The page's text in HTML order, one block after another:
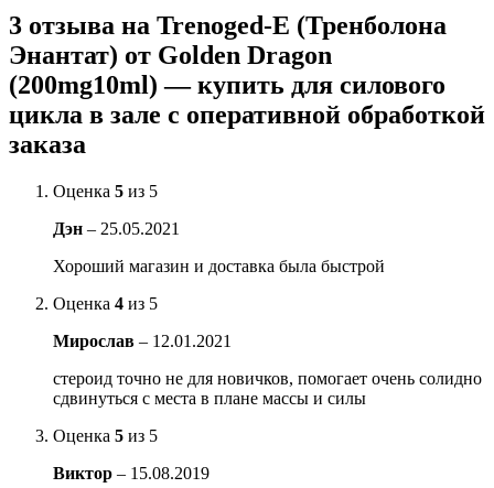
3 отзыва на Trenoged-E (Тренболона
Энантат) от Golden Dragon
(200mg10ml) — купить для силового
цикла в зале с оперативной обработкой
заказа
Оценка 5 из 5
Дэн – 25.05.2021
Хороший магазин и доставка была быстрой
Оценка 4 из 5
Мирослав – 12.01.2021
стероид точно не для новичков, помогает очень солидно
сдвинуться с места в плане массы и силы
Оценка 5 из 5
Виктор – 15.08.2019